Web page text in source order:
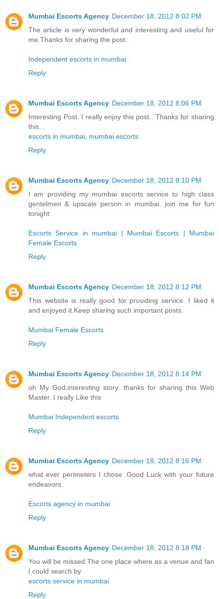
Mumbai Escorts Agency December 18, 2012 8:02 PM
The article is very wonderful and interesting and useful for
me.Thanks for sharing the post.
Independent escorts in mumbai
Reply
Mumbai Escorts Agency December 18, 2012 8:06 PM
Interesting Post. I really enjoy this post.. Thanks for sharing
this...
escorts in mumbai, mumbai escorts
Reply
Mumbai Escorts Agency December 18, 2012 8:10 PM
I am providing my mumbai escorts service to high class
gentelmen & upscale person in mumbai. join me for fun
tonight
Escorts Service in mumbai | Mumbai Escorts | Mumbai
Female Escorts
Reply
Mumbai Escorts Agency December 18, 2012 8:12 PM
This website is really good for providing service. I liked it
and enjoyed it.Keep sharing such important posts.
Mumbai Female Escorts
Reply
Mumbai Escorts Agency December 18, 2012 8:14 PM
oh My God,interesting story. thanks for sharing this Web
Master. I really Like this
Mumbai Independent escorts
Reply
Mumbai Escorts Agency December 18, 2012 8:16 PM
what ever perimeters I chose .Good Luck with your future
endeavors.
Escorts agency in mumbai
Reply
Mumbai Escorts Agency December 18, 2012 8:18 PM
You will be missed.The one place where as a venue and fan
I could search by
escorts service in mumbai
Reply